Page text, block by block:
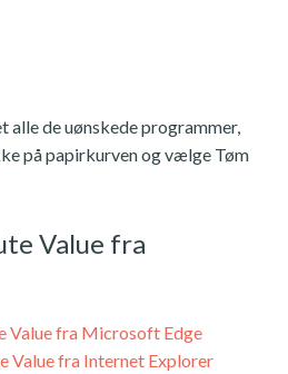
alle de uønskede programmer,
på papirkurven og vælge Tøm
Value fra
Value fra Microsoft Edge
Value fra Internet Explorer